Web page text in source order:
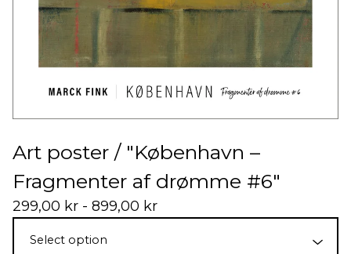
Art poster / "København –
Fragmenter af drømme #6"
299,00 kr - 899,00 kr